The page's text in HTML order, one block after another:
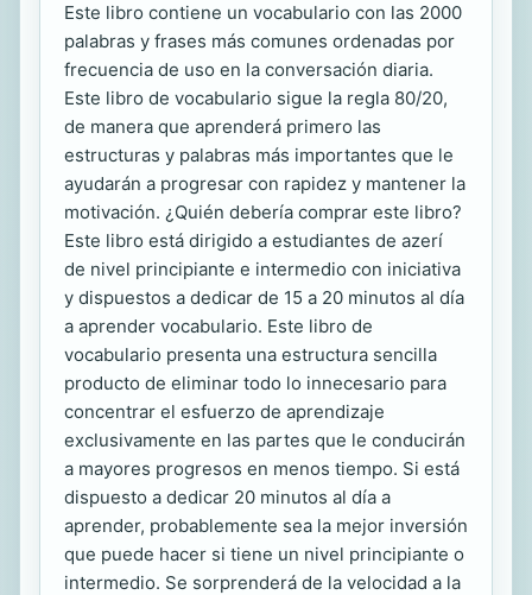
Este libro contiene un vocabulario con las 2000
palabras y frases más comunes ordenadas por
frecuencia de uso en la conversación diaria.
Este libro de vocabulario sigue la regla 80/20,
de manera que aprenderá primero las
estructuras y palabras más importantes que le
ayudarán a progresar con rapidez y mantener la
motivación. ¿Quién debería comprar este libro?
Este libro está dirigido a estudiantes de azerí
de nivel principiante e intermedio con iniciativa
y dispuestos a dedicar de 15 a 20 minutos al día
a aprender vocabulario. Este libro de
vocabulario presenta una estructura sencilla
producto de eliminar todo lo innecesario para
concentrar el esfuerzo de aprendizaje
exclusivamente en las partes que le conducirán
a mayores progresos en menos tiempo. Si está
dispuesto a dedicar 20 minutos al día a
aprender, probablemente sea la mejor inversión
que puede hacer si tiene un nivel principiante o
intermedio. Se sorprenderá de la velocidad a la